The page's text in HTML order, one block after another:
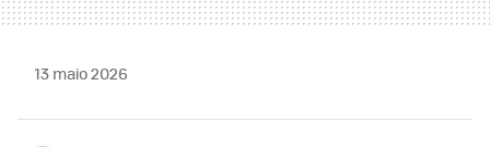
13 maio 2026